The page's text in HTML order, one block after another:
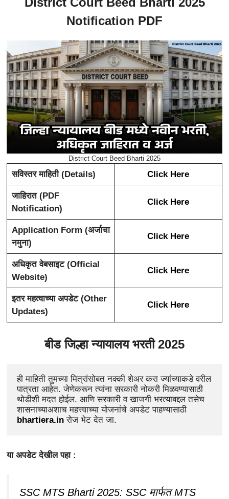
Notification PDF
District Court Beed Bharti 2025
सविस्तर माहिती (Details) Click Here
जाहिरात (PDF
Notification)
Click Here
Application Form (अर्जाचा
नमुना)
Click Here
अधिकृत वेबसाइट (Official
Website)
Click Here
इतर महत्वाच्या अपडेट (Other
Updates)
Click Here
बीड जिल्हा न्यायालय भरती 2025
ही माहिती तुमच्या मित्रांसोबत नक्की शेअर करा ज्यांच्याकडे वरील
पात्रता आहेत. जेणेकरून त्यांना सरकारी नोकरी मिळवण्यासाठी
थोडीशी मदत होईल. आणि सरकारी व खाजगी भरत्याबद्दल तसेच
bhartiera.in रोज भेट देत जा.
या अपडेट देखील पहा :
SSC MTS Bharti 2025: SSC मार्फत MTS